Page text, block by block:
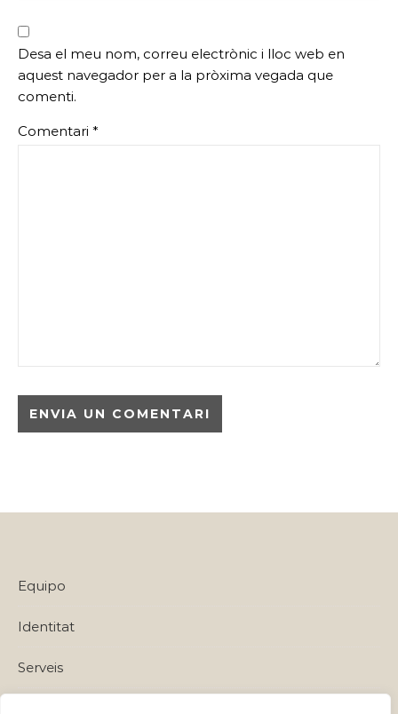
Desa el meu nom, correu electrònic i lloc web en
aquest navegador per a la pròxima vegada que
comenti.
Comentari *
Equipo
Identitat
Serveis